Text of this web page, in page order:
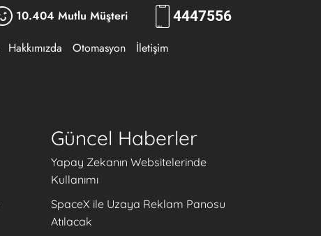
10.404 Mutlu Müşteri 4447556
Hakkımızda Otomasyon İletişim
Güncel Haberler
Yapay Zekanın Websitelerinde
Kullanımı
SpaceX ile Uzaya Reklam Panosu
Atılacak